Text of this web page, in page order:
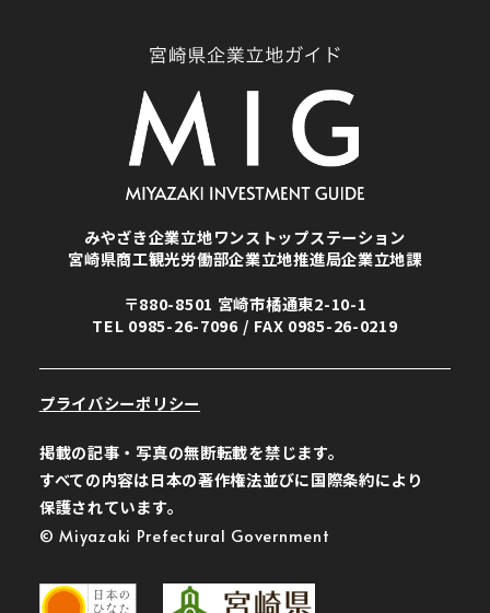
みやざき企業立地ワンストップステーション
宮崎県商工観光労働部企業立地推進局企業立地課
〒880-8501 宮崎市橘通東2-10-1
TEL 0985-26-7096/ FAX 0985-26-0219
プライバシーポリシー
掲載の記事・写真の無断転載を禁じます。
すべての内容は日本の著作権法並びに国際条約により
保護されています。
© Miyazaki Prefectural Government